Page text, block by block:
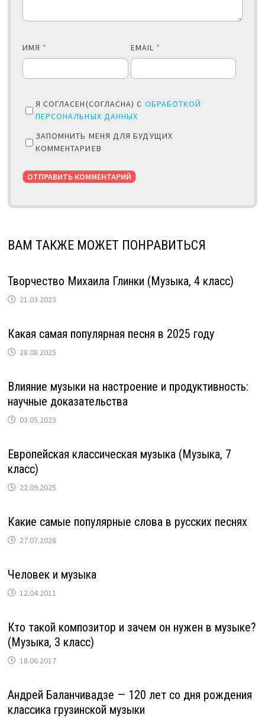
ИМЯ * EMAIL *
Я СОГЛАСЕН(СОГЛАСНА) С ОБРАБОТКОЙ
ПЕРСОНАЛЬНЫХ ДАННЫХ
ЗАПОМНИТЬ МЕНЯ ДЛЯ БУДУЩИХ
КОММЕНТАРИЕВ
ВАМ ТАКЖЕ МОЖЕТ ПОНРАВИТЬСЯ
Творчество Михаила Глинки (Музыка, 4 класс)
21.03.2023
Какая самая популярная песня в 2025 году
28.08.2025
Влияние музыки на настроение и продуктивность:
научные доказательства
03.05.2023
Европейская классическая музыка (Музыка, 7
класс)
22.09.2025
Какие самые популярные слова в русских песнях
27.07.2026
Человек и музыка
12.04.2011
Кто такой композитор и зачем он нужен в музыке?
(Музыка, 3 класс)
18.06.2017
Андрей Баланчивадзе — 120 лет со дня рождения
классика грузинской музыки